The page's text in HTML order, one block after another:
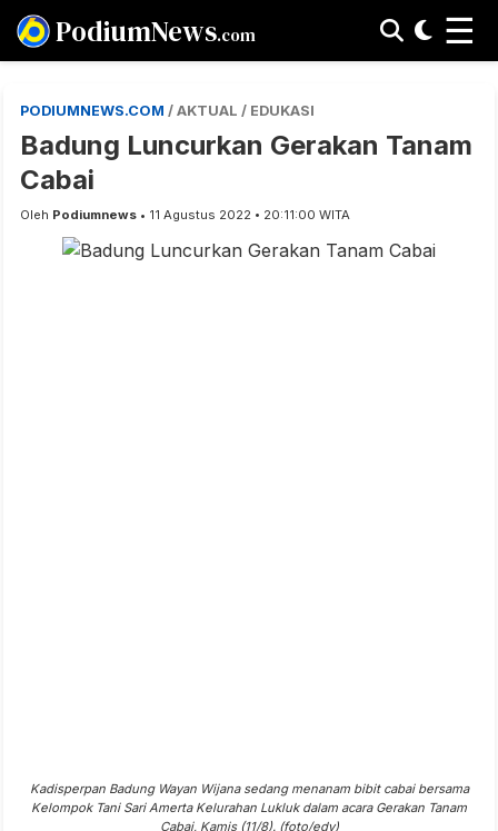
PodiumNews.com ☰
PODIUMNEWS.COM / AKTUAL / EDUKASI
Badung Luncurkan Gerakan Tanam
Cabai
Oleh Podiumnews • 11 Agustus 2022 • 20:11:00 WITA
Kadisperpan Badung Wayan Wijana sedang menanam bibit cabai bersama
Kelompok Tani Sari Amerta Kelurahan Lukluk dalam acara Gerakan Tanam
Cabai, Kamis (11/8). (foto/edy)